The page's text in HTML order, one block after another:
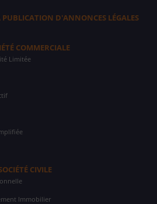
D'ANNONCES LÉGALES
COMMERCIALE
Limitée
CIVILE
Immobilier